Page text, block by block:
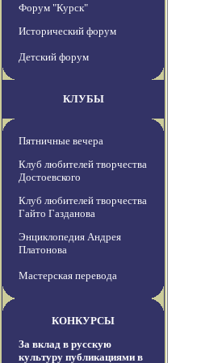
Форум "Курск"
Исторический форум
Детский форум
КЛУБЫ
Пятничные вечера
Клуб любителей творчества
Достоевского
Клуб любителей творчества
Гайто Газданова
Энциклопедия Андрея
Платонова
Мастерская перевода
КОНКУРСЫ
За вклад в русскую
культуру публикациями в